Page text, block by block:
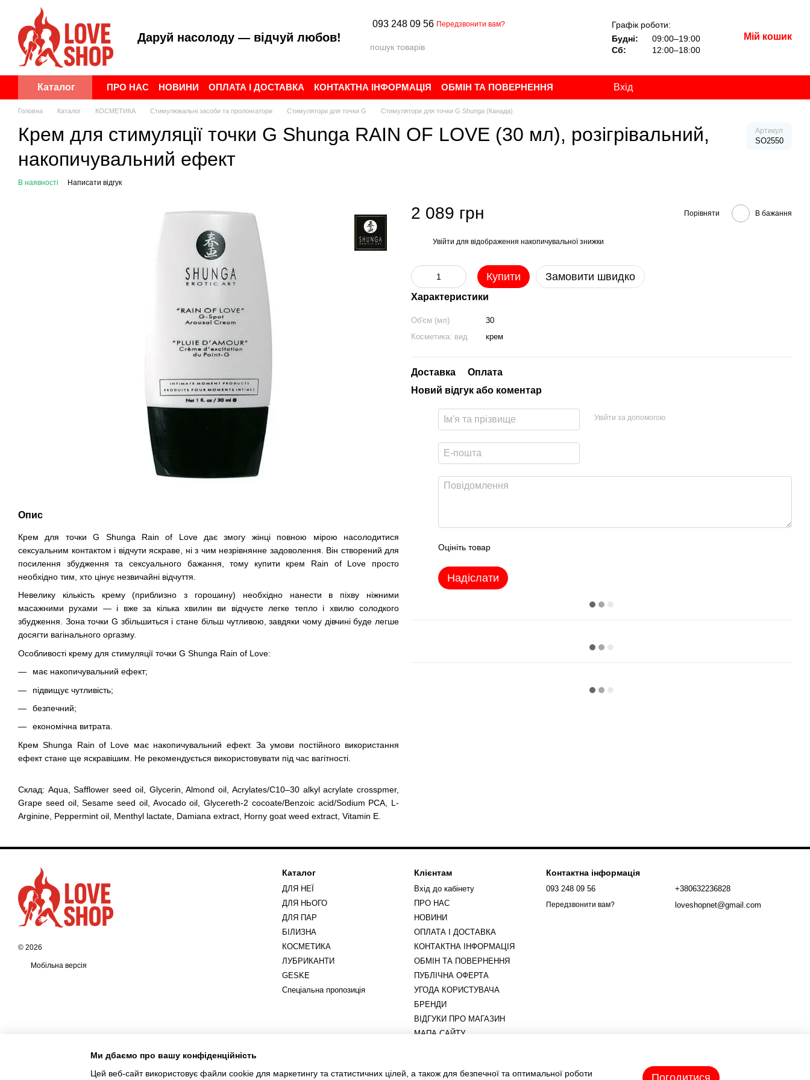
Перейти до основного контенту
Даруй насолоду — відчуй любов!
093 248 09 56 Передзвонити вам?
Графік роботи:
Будні:
09:00–19:00
Сб:
12:00–18:00
Мій кошик
Каталог ПРО НАС НОВИНИ ОПЛАТА І ДОСТАВКА КОНТАКТНА ІНФОРМАЦІЯ
ОБМІН ТА ПОВЕРНЕННЯ
ПУБЛІЧНА ОФЕРТА
УГОДА КОРИСТУВАЧА БРЕНДИ ВІДГУКИ ПРО МАГАЗИН
Вхід
Головна Каталог КОСМЕТИКА Стимулювальні засоби та пролонгатори Стимулятори для точки G Стимулятори для точки G Shunga (Канада)
Крем для стимуляції точки G Shunga RAIN OF LOVE (30 мл), розігрівальний,
накопичувальний ефект
Артикул
SO2550
В наявності Написати відгук
Опис
Крем для точки G Shunga Rain of Love дає змогу жінці повною мірою насолодитися
сексуальним контактом і відчути яскраве, ні з чим незрівнянне задоволення. Він створений для
посилення збудження та сексуального бажання, тому купити крем Rain of Love просто
необхідно тим, хто цінує незвичайні відчуття.
Невелику кількість крему (приблизно з горошину) необхідно нанести в піхву ніжними
масажними рухами — і вже за кілька хвилин ви відчуєте легке тепло і хвилю солодкого
збудження. Зона точки G збільшиться і стане більш чутливою, завдяки чому дівчині буде легше
досягти вагінального оргазму.
Особливості крему для стимуляції точки G Shunga Rain of Love:
має накопичувальний ефект;
підвищує чутливість;
безпечний;
економічна витрата.
Крем Shunga Rain of Love має накопичувальний ефект. За умови постійного використання
ефект стане ще яскравішим. Не рекомендується використовувати під час вагітності.
Склад: Aqua, Safflower seed oil, Glycerin, Almond oil, Acrylates/C10–30 alkyl acrylate crosspmer,
Grape seed oil, Sesame seed oil, Avocado oil, Glycereth-2 cocoate/Benzoic acid/Sodium PCA, L-
Arginine, Peppermint oil, Menthyl lactate, Damiana extract, Horny goat weed extract, Vitamin E.
2 089 грн Порівняти В бажання
Увійти для відображення накопичувальної знижки
Купити Замовити швидко
Характеристики
Об'єм (мл)
30
Косметика: вид
крем
Доставка
Оплата
Новий відгук або коментар
Увійти за допомогою
Оцініть товар
Надіслати
© 2026
Мобільна версія
Каталог
ДЛЯ НЕЇ
ДЛЯ НЬОГО
ДЛЯ ПАР
БІЛИЗНА
КОСМЕТИКА
ЛУБРИКАНТИ
GESKE
Спеціальна пропозиція
Клієнтам
Вхід до кабінету
ПРО НАС
НОВИНИ
ОПЛАТА І ДОСТАВКА
КОНТАКТНА ІНФОРМАЦІЯ
ОБМІН ТА ПОВЕРНЕННЯ
ПУБЛІЧНА ОФЕРТА
УГОДА КОРИСТУВАЧА
БРЕНДИ
ВІДГУКИ ПРО МАГАЗИН
МАПА САЙТУ
Контактна інформація
093 248 09 56
Передзвонити вам?
+380632236828
loveshopnet@gmail.com
Ми дбаємо про вашу конфіденційність
Цей веб-сайт використовує файли cookie для маркетингу та статистичних цілей, а також для безпечної та оптимальної роботи
Погодитися